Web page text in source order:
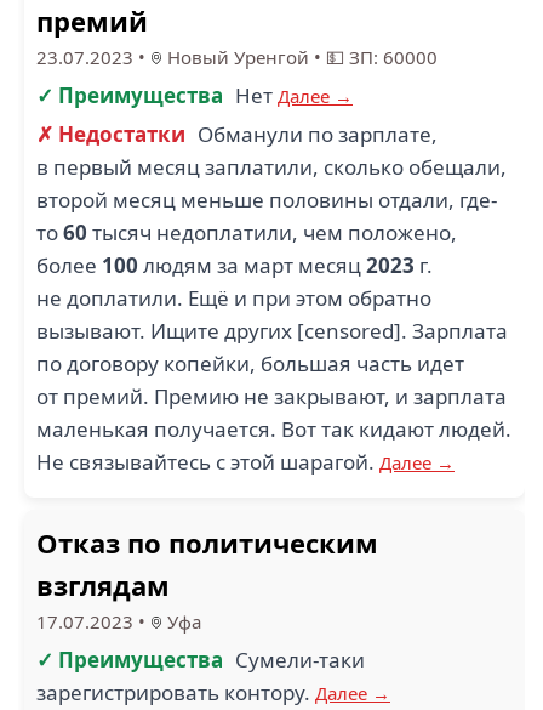
премий
23.07.2023 • Новый Уренгой • 💵 ЗП: 60000
✓ Преимущества Нет Далее →
✗ Недостатки Обманули по зарплате,
в первый месяц заплатили, сколько обещали,
второй месяц меньше половины отдали, где-
то60 тысяч недоплатили, чем положено,
более 100 людям за март месяц2023 г.
не доплатили. Ещё и при этом обратно
вызывают. Ищите других [censored]. Зарплата
по договору копейки, большая часть идет
от премий. Премию не закрывают, и зарплата
маленькая получается. Вот так кидают людей.
Не связывайтесь с этой шарагой. Далее →
Отказ по политическим
взглядам
17.07.2023 • Уфа
✓ Преимущества Сумели-таки
зарегистрировать контору. Далее →